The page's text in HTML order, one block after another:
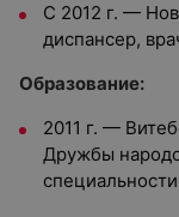
С 2012 г. —
диспансер,
Oбразование:
2011 г. —
Дружбы